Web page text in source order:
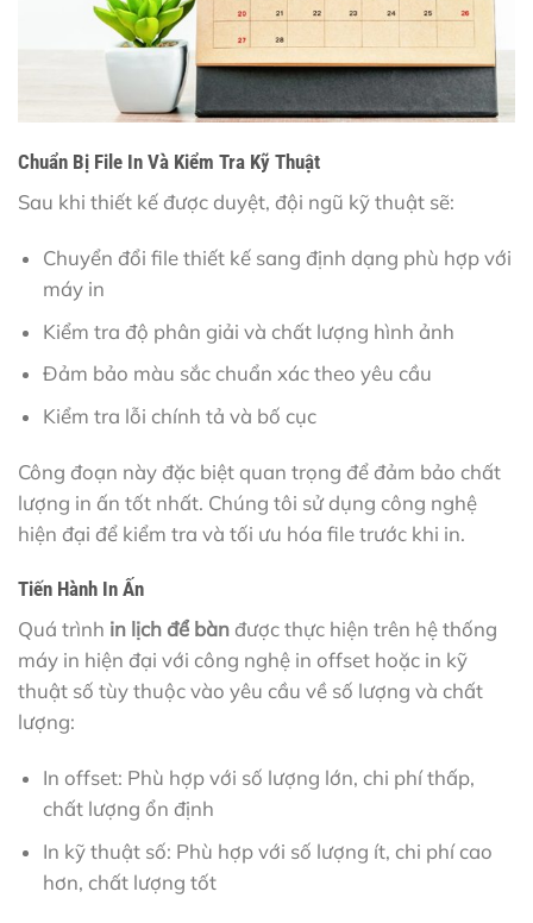
Chuẩn Bị File In Và Kiểm Tra Kỹ Thuật
Sau khi thiết kế được duyệt, đội ngũ kỹ thuật sẽ:
Chuyển đổi file thiết kế sang định dạng phù hợp với
máy in
Kiểm tra độ phân giải và chất lượng hình ảnh
Đảm bảo màu sắc chuẩn xác theo yêu cầu
Kiểm tra lỗi chính tả và bố cục
Công đoạn này đặc biệt quan trọng để đảm bảo chất
lượng in ấn tốt nhất. Chúng tôi sử dụng công nghệ
hiện đại để kiểm tra và tối ưu hóa file trước khi in.
Tiến Hành In Ấn
Quá trình in lịch để bàn được thực hiện trên hệ thống
máy in hiện đại với công nghệ in offset hoặc in kỹ
thuật số tùy thuộc vào yêu cầu về số lượng và chất
lượng:
In offset: Phù hợp với số lượng lớn, chi phí thấp,
chất lượng ổn định
In kỹ thuật số: Phù hợp với số lượng ít, chi phí cao
hơn, chất lượng tốt